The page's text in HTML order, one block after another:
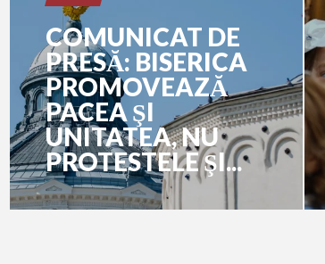
COMUNICAT DE
PRESĂ: BISERICA
PROMOVEAZĂ
PACEA ŞI
UNITATEA, NU
PROTESTELE ŞI...